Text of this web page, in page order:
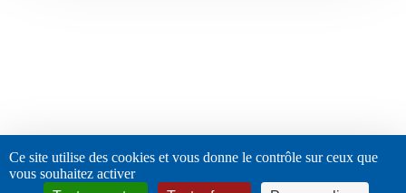
Ce site utilise des cookies et vous donne le contrôle sur ceux que
vous souhaitez activer